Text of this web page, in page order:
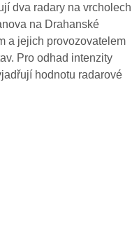
dva radary na vrcholech
na Drahanské
a jejich provozovatelem
Pro odhad intenzity
hodnotu radarové